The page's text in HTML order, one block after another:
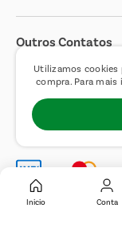
Utilizamos cookies
compra. Para mais
Inicio Conta
Outros Contatos
Negócios Imobiliários
Trabalhe Conosco